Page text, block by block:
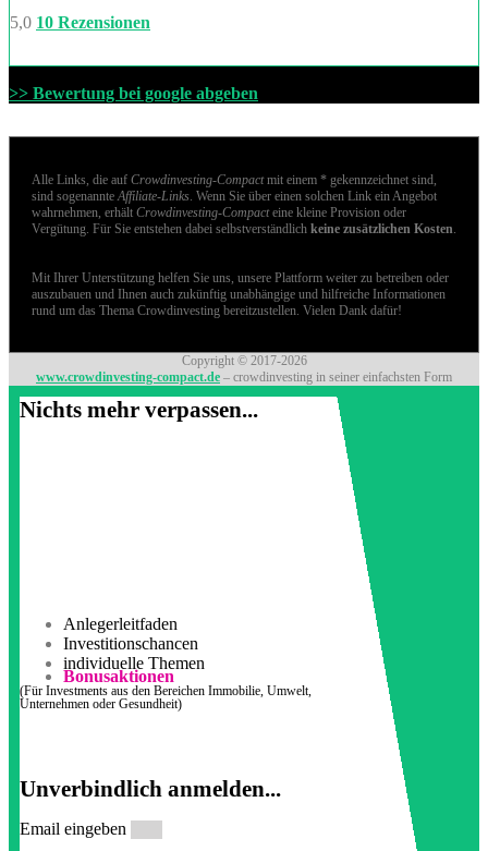
5,0 10 Rezensionen
>> Bewertung bei google abgeben
Alle Links, die auf Crowdinvesting-Compactmit einem * gekennzeichnet sind,
sind sogenannteAffiliate-Links. Wenn Sie über einen solchen Link ein Angebot
wahrnehmen, erhält Crowdinvesting-Compacteine kleine Provision oder
Vergütung. Für Sie entstehen dabei selbstverständlich keine zusätzlichen Kosten.
Mit Ihrer Unterstützung helfen Sie uns, unsere Plattform weiter zu betreiben oder
auszubauen und Ihnen auch zukünftig unabhängige und hilfreiche Informationen
rund um das Thema Crowdinvesting bereitzustellen. Vielen Dank dafür!
Copyright © 2017-2026
www.crowdinvesting-compact.de – crowdinvesting in seiner einfachsten Form
Nichts mehr verpassen...
Anlegerleitfaden
Investitionschancen
individuelle Themen
Bonusaktionen
(Für Investments aus den Bereichen Immobilie, Umwelt,
Unternehmen oder Gesundheit)
Unverbindlich anmelden...
Email eingeben